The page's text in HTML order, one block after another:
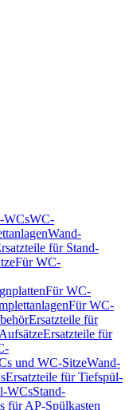
WCsWC-
Wand-
für Stand-
Für WC-
Für WC-
Für WC-
Ersatzteile für
Ersatzteile für
und WC-SitzeWand-
Ersatzteile für Tiefspül-
WCsStand-
für AP-Spülkasten